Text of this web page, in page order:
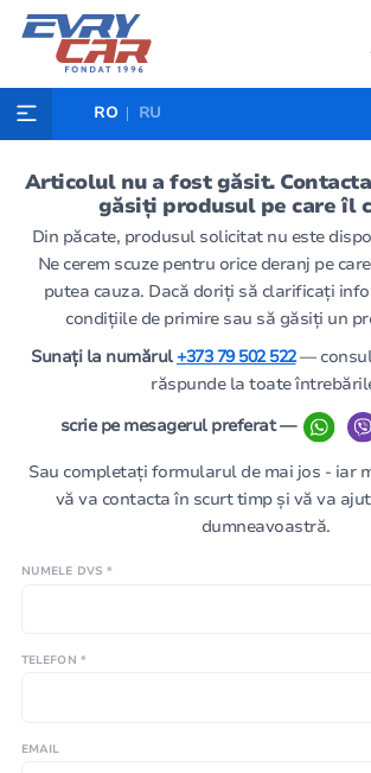
RO RU
Articolul nu a fost găsit.
găsiți produsul pe care îl
Din păcate, produsul solicitat nu este
Ne cerem scuze pentru orice deranj pe
putea cauza. Dacă doriți să clarificați
condițiile de primire sau să găsiți un
Sunați la numărul+373 79 502 522—
răspunde la toate
scrie pe mesagerul preferat —
Sau completați formularul de mai jos - iar
vă va contacta în scurt timp și vă va
dumneavoastră.
NUMELE DVS *
TELEFON *
EMAIL